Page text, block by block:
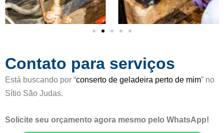
5
d
Contato para serviços
Está buscando por “conserto de geladeira perto de mim” no
Sítio São Judas.
Solicite seu orçamento agora mesmo pelo WhatsApp!